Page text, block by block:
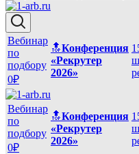
Вебинар
по
подбору
0₽
🔝Конференция
«Рекрутер
2026»
Вебинар
по
подбору
0₽
🔝Конференция
«Рекрутер
2026»